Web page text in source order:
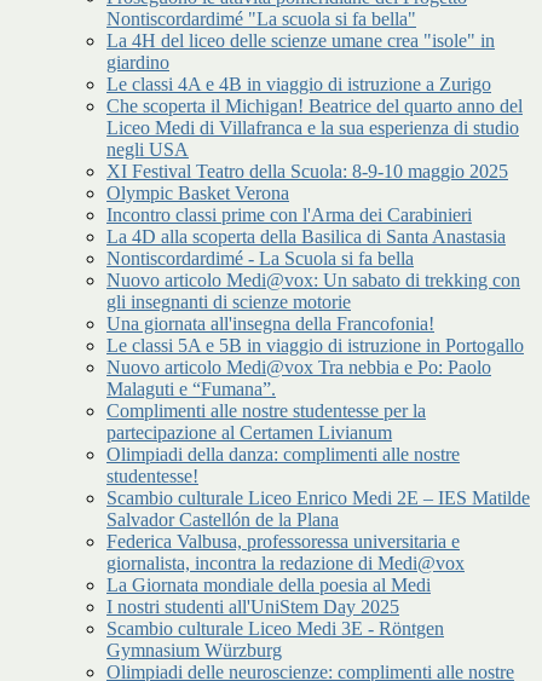
Nontiscordardimé "La scuola si fa bella"
La 4H del liceo delle scienze umane crea "isole" in
giardino
Le classi 4A e 4B in viaggio di istruzione a Zurigo
Che scoperta il Michigan! Beatrice del quarto anno del
Liceo Medi di Villafranca e la sua esperienza di studio
negli USA
XI Festival Teatro della Scuola: 8-9-10 maggio 2025
Olympic Basket Verona
Incontro classi prime con l'Arma dei Carabinieri
La 4D alla scoperta della Basilica di Santa Anastasia
Nontiscordardimé - La Scuola si fa bella
Nuovo articolo Medi@vox: Un sabato di trekking con
gli insegnanti di scienze motorie
Una giornata all'insegna della Francofonia!
Le classi 5A e 5B in viaggio di istruzione in Portogallo
Nuovo articolo Medi@vox Tra nebbia e Po: Paolo
Malaguti e “Fumana”.
Complimenti alle nostre studentesse per la
partecipazione al Certamen Livianum
Olimpiadi della danza: complimenti alle nostre
studentesse!
Scambio culturale Liceo Enrico Medi 2E – IES Matilde
Salvador Castellón de la Plana
Federica Valbusa, professoressa universitaria e
giornalista, incontra la redazione di Medi@vox
La Giornata mondiale della poesia al Medi
I nostri studenti all'UniStem Day 2025
Scambio culturale Liceo Medi 3E - Röntgen
Gymnasium Würzburg
Olimpiadi delle neuroscienze: complimenti alle nostre